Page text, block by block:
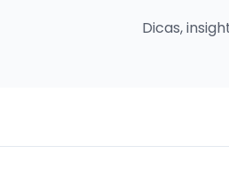
Dicas,